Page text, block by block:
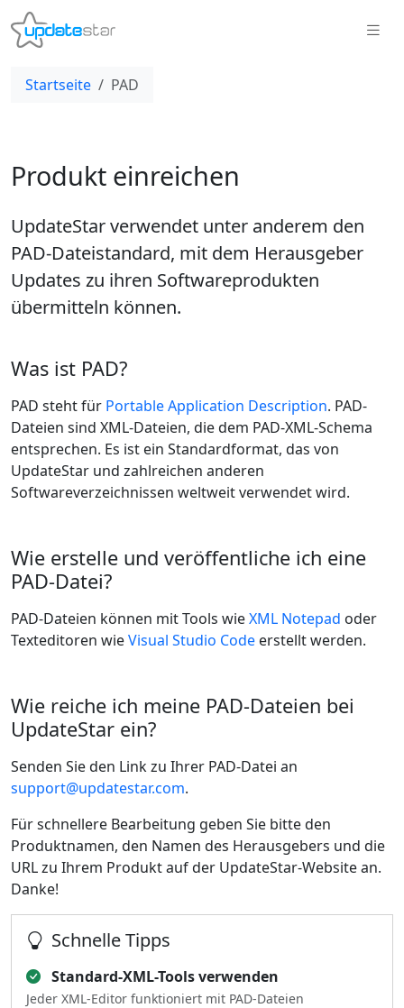
Startseite PAD
Produkt einreichen
UpdateStar verwendet unter anderem den
PAD-Dateistandard, mit dem Herausgeber
Updates zu ihren Softwareprodukten
übermitteln können.
Was ist PAD?
PAD steht für Portable Application Description. PAD-
Dateien sind XML-Dateien, die dem PAD-XML-Schema
entsprechen. Es ist ein Standardformat, das von
UpdateStar und zahlreichen anderen
Softwareverzeichnissen weltweit verwendet wird.
Wie erstelle und veröffentliche ich eine
PAD-Datei?
PAD-Dateien können mit Tools wieXML Notepad oder
Texteditoren wieVisual Studio Code erstellt werden.
Wie reiche ich meine PAD-Dateien bei
UpdateStar ein?
Senden Sie den Link zu Ihrer PAD-Datei an
support@updatestar.com.
Für schnellere Bearbeitung geben Sie bitte den
Produktnamen, den Namen des Herausgebers und die
URL zu Ihrem Produkt auf der UpdateStar-Website an.
Danke!
Schnelle Tipps
Standard-XML-Tools verwenden
Jeder XML-Editor funktioniert mit PAD-Dateien